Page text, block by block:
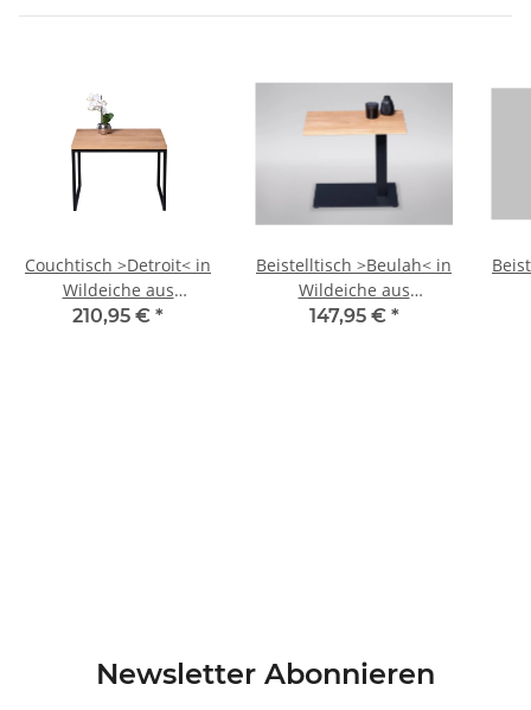
Couchtisch >Detroit< in
Wildeiche aus
Massivholz, Metall -
210,95 € *
Beistelltisch >Beulah< in
Wildeiche aus
Massivholz, Metall -
147,95 € *
Newsletter Abonnieren